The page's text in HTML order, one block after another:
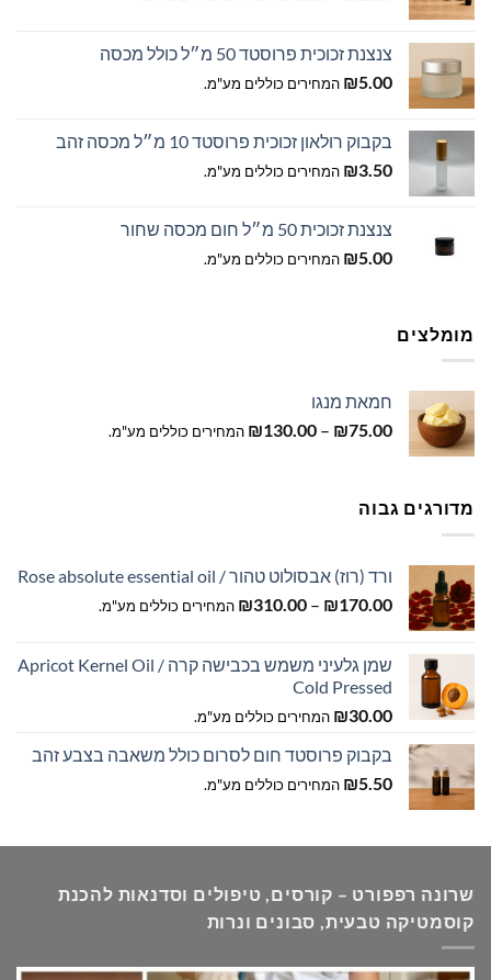
עד
צנצנת זכוכית פרוסטד 50 מ״ל כולל מכסה
₪5.00 המחירים כוללים מע"מ.
בקבוק רולאון זכוכית פרוסטד 10 מ״ל מכסה זהב
₪3.50 המחירים כוללים מע"מ.
צנצנת זכוכית 50 מ״ל חום מכסה שחור
₪5.00 המחירים כוללים מע"מ.
מומלצים
חמאת מנגו
₪75.00
–
₪130.00
טווח
המחירים כוללים מע"מ.
מדורגים גבוה
ורד (רוז) אבסולוט טהור / Rose absolute essential oil
₪170.00
–
₪310.00
טווח
עד
המחירים כוללים מע"מ.
שמן גלעיני משמש בכבישה קרה / Apricot Kernel Oil
Cold Pressed
₪30.00 המחירים כוללים מע"מ.
בקבוק פרוסטד חום לסרום כולל משאבה בצבע זהב
₪5.50 המחירים כוללים מע"מ.
שרונה רפפורט – קורסים, טיפולים וסדנאות להכנת
קוסמטיקה טבעית, סבונים ונרות